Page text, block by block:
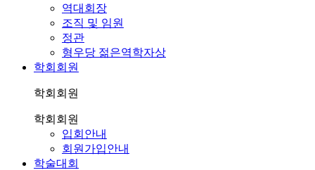
역대회장
조직 및 임원
정관
형우당 젊은역학자상
학회회원
학회회원
학회회원
입회안내
회원가입안내
학술대회